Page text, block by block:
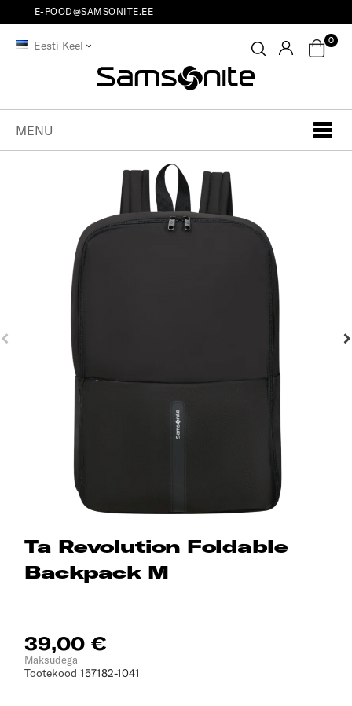
E-POOD@SAMSONITE.EE
Eesti Keel 0
MENU
Ta Revolution Foldable
Backpack M
39,00 €
Maksudega
Tootekood 157182-1041